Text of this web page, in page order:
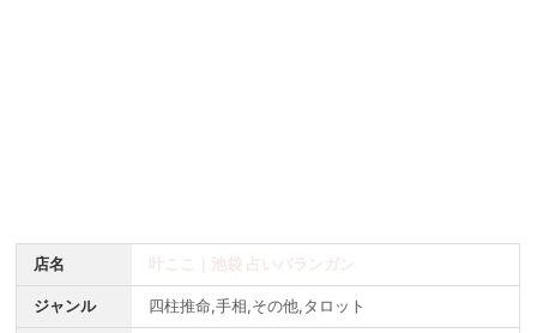
店名 叶ここ｜池袋 占いバランガン
ジャンル 四柱推命,手相,その他,タロット